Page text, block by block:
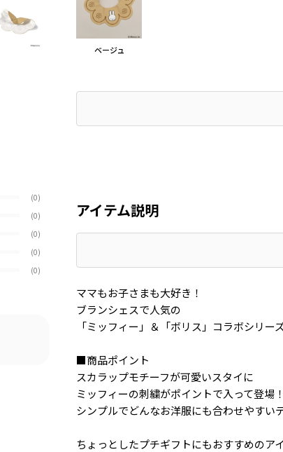
(0)
(0)
(0)
(0)
(0)
ベージュ
アイテム説明
ママもお子さまも大好き！
ブランシェスで人気の
「ミッフィー」＆「ボリス」コラボシリー
■商品ポイント
スカラップモチーフが可愛いスタイに
ミッフィーの刺繍がポイントで入って登場
シンプルでどんなお洋服にも合わせやすい
ちょっとしたプチギフトにもおすすめのア